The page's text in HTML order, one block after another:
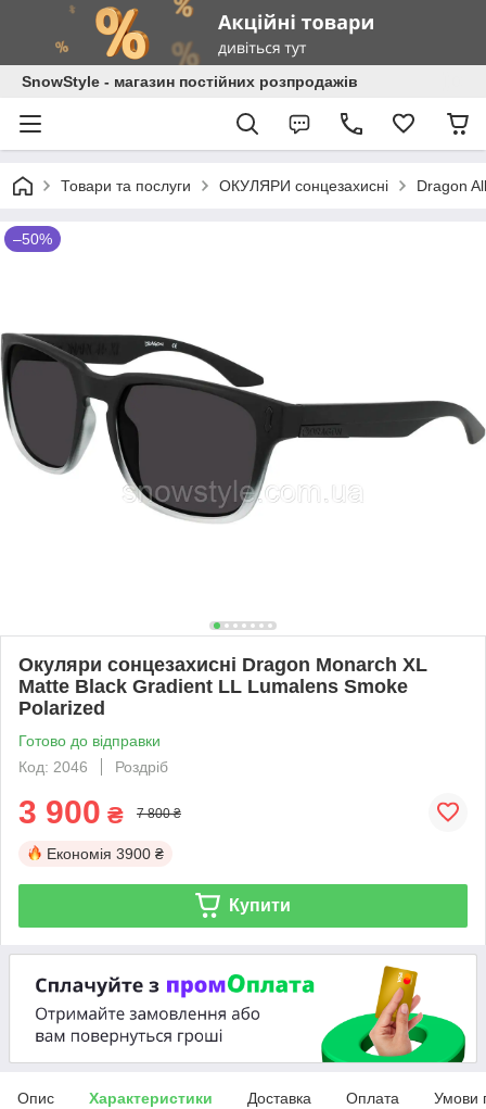
SnowStyle - магазин постійних розпродажів
Товари та послуги ОКУЛЯРИ сонцезахисні Dragon
–50%
Окуляри сонцезахисні Dragon Monarch XL
Matte Black Gradient LL Lumalens Smoke
Polarized
Готово до відправки
Код: 2046
Роздріб
3 900 ₴ 7 800 ₴
Економія 3900 ₴
Купити
Опис Характеристики Доставка Оплата Умови